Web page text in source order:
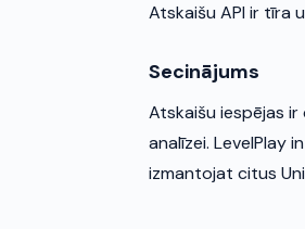
Atskaišu API ir tīra
Secinājums
Atskaišu iespējas ir
analīzei. LevelPlay
izmantojat citus